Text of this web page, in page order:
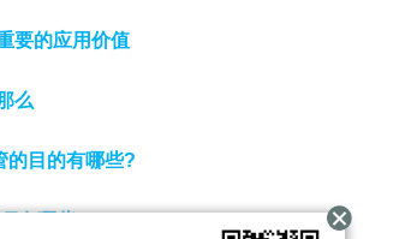
要的应用价值
么
的目的有哪些?